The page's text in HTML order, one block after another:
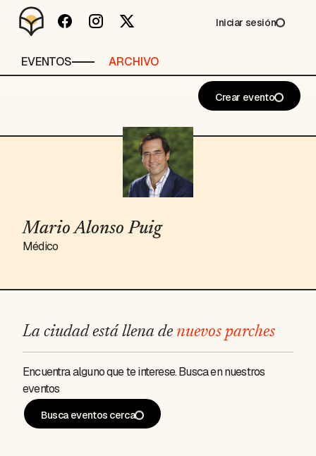
EVENTOS ARCHIVO
Iniciar sesión
Crear evento
Mario Alonso Puig
Médico
La ciudad está llena de nuevos parches
Encuentra alguno que te interese. Busca en nuestros
eventos
Busca eventos cerca